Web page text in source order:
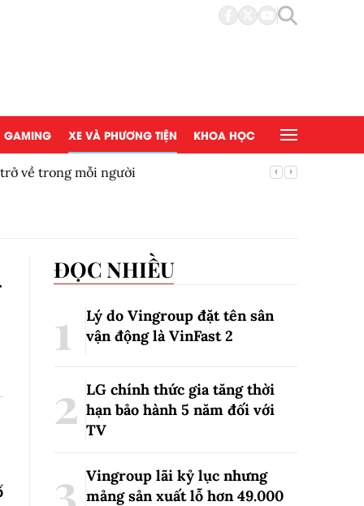
GAMING XE VÀ PHƯƠNG TIỆN KHOA HỌC
về trong mỗi người
ĐỌC NHIỀU
Lý do Vingroup đặt tên sân
vận động là VinFast2
LG chính thức gia tăng thời
hạn bảo hành 5 năm đối với
TV
Vingroup lãi kỷ lục nhưng
mảng sản xuất lỗ hơn 49.000